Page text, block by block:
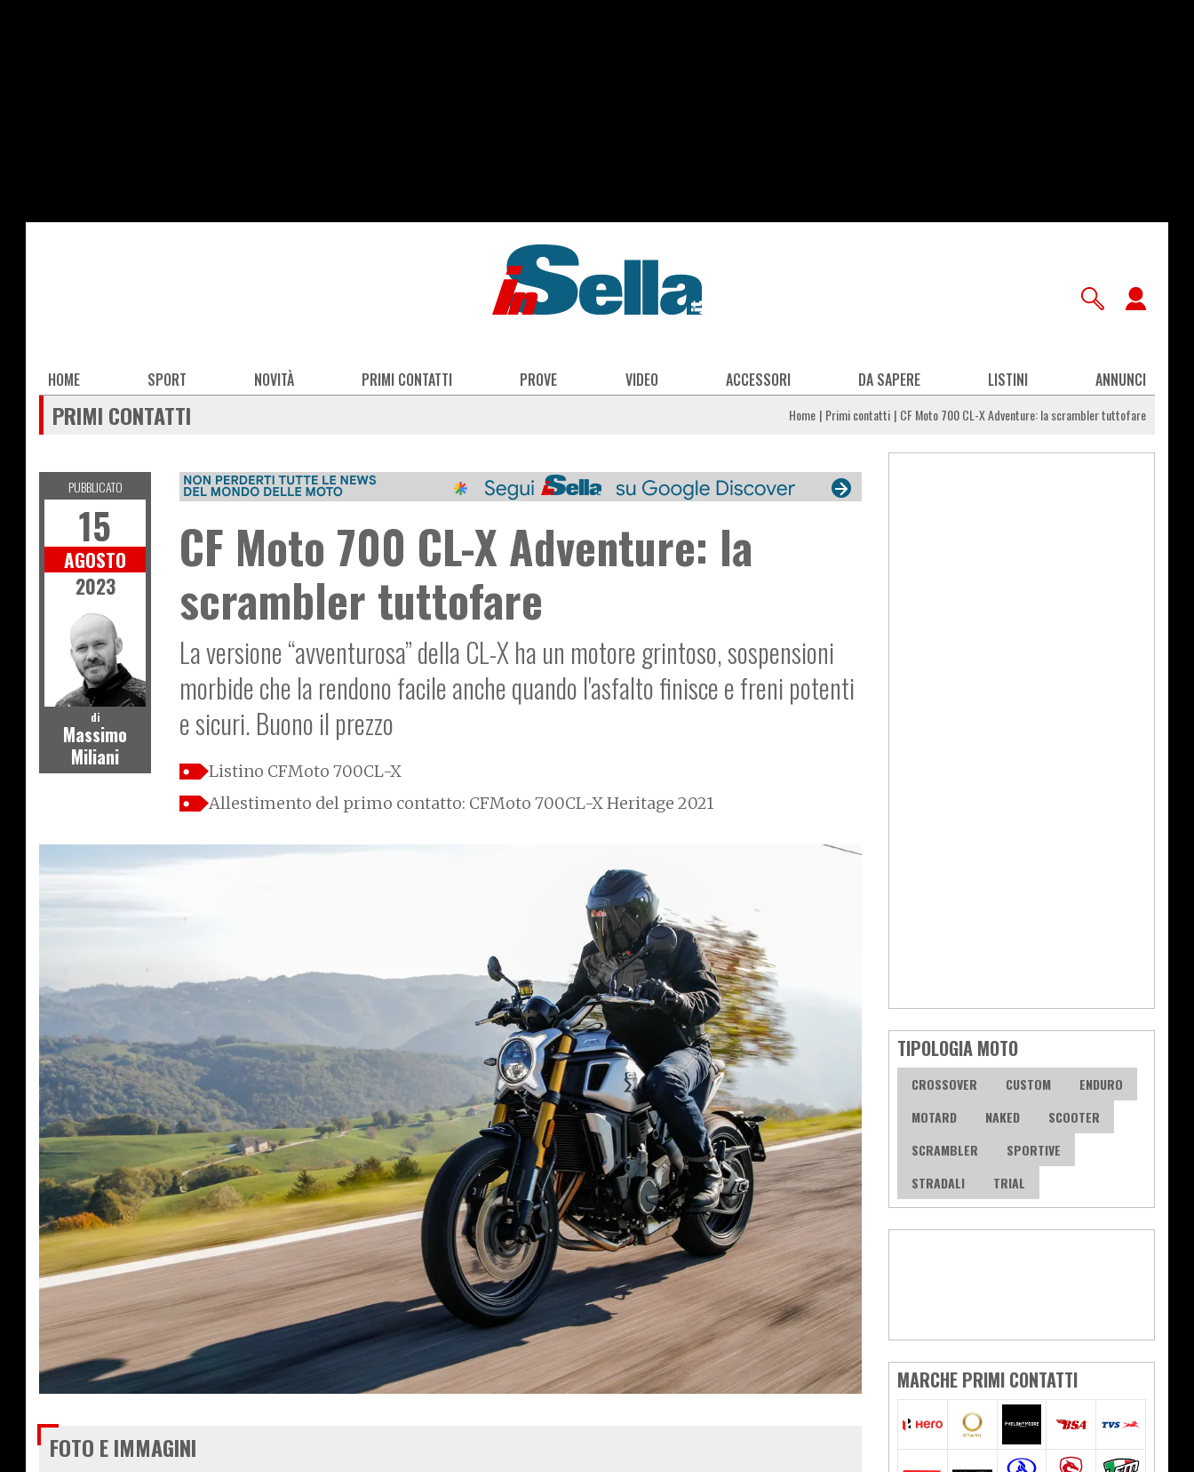
Main
navigation
HOME SPORT NOVITÀ PRIMI CONTATTI PROVE VIDEO ACCESSORI DA SAPERE LISTINI ANNUNCI
PRIMI CONTATTI Home Primi contatti CF Moto 700 CL-X Adventure: la scrambler tuttofare
CF Moto 700 CL-X Adventure: la
scrambler tuttofare
La versione “avventurosa” della CL-X ha un motore grintoso, sospensioni
morbide che la rendono facile anche quando l'asfalto finisce e freni potenti
e sicuri. Buono il prezzo
Listino CFMoto 700CL-X
Allestimento del primo contatto: CFMoto 700CL-X Heritage 2021
PUBBLICATO
15
AGOSTO
2023
di
Massimo
Miliani
FOTO E IMMAGINI
TIPOLOGIA MOTO
CROSSOVER CUSTOM
ENDURO
MOTARD
NAKED
SCOOTER
SCRAMBLER
SPORTIVE
STRADALI
TRIAL
MARCHE PRIMI CONTATTI